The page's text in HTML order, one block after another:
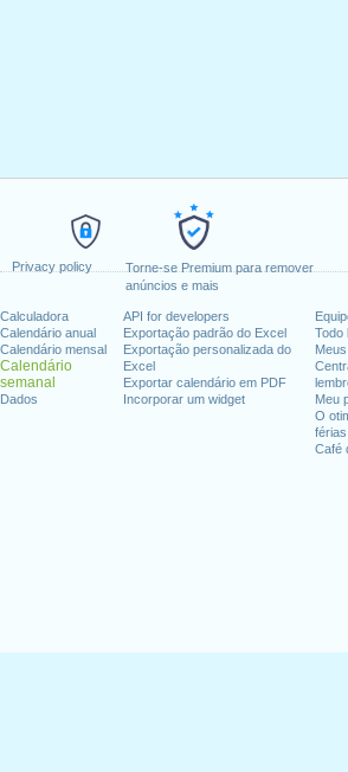
Privacy policy
Torne-se Premium para remover
anúncios e mais
Calculadora
Calendário anual
Calendário mensal
Calendário
semanal
Dados
API for developers
Exportação padrão do Excel
Exportação personalizada do
Excel
Exportar calendário em PDF
Incorporar um widget
Todo
Meu
O
férias
Café